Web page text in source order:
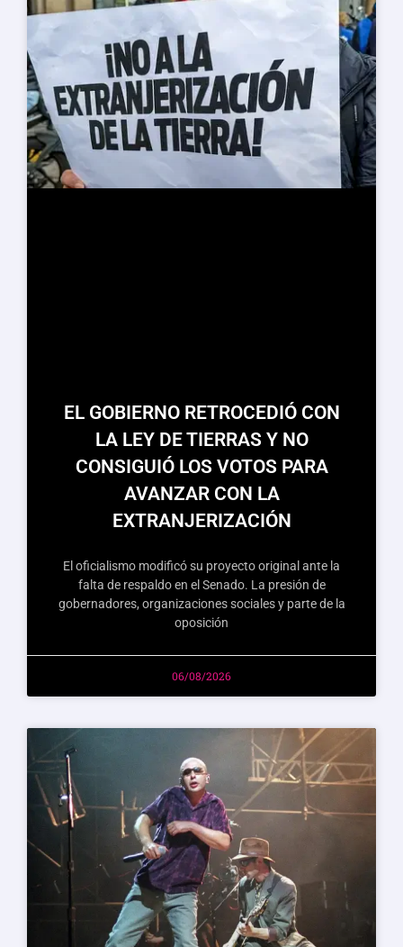
EL GOBIERNO RETROCEDIÓ CON
LA LEY DE TIERRAS Y NO
CONSIGUIÓ LOS VOTOS PARA
AVANZAR CON LA
EXTRANJERIZACIÓN
El oficialismo modificó su proyecto original ante la
falta de respaldo en el Senado. La presión de
gobernadores, organizaciones sociales y parte de la
oposición
06/08/2026